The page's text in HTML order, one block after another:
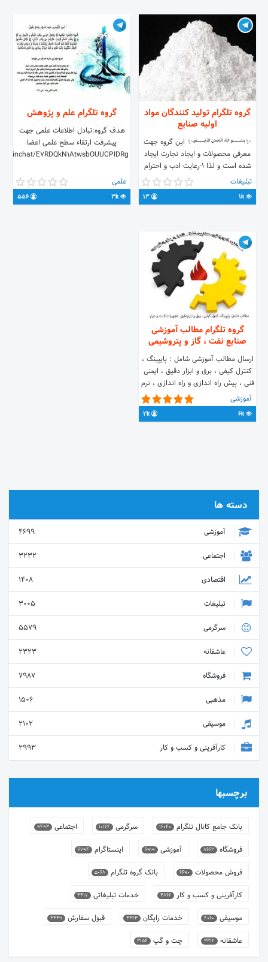
گروه تلگرام تولید کنندگان مواد
اولیه صنایع
✨﷽✨ این گروه جهت
معرفی محصولات و ایجاد تجارت ایجاد
شده است و لذا ۱-رعایت ادب و احترام
واجب است ۲-از فرستادن مطالب خارج
از عرف گروه خودداری کنین ۳-ایجاد
مزاحمت ممنوع با تشکر مدیریت سازمان
تبلیغات
1k
گروه تلگرام علم و پژوهش
هدف گروه:تبادل اطلاعات علمی جهت
پیشرفت ارتقاء سطح علمی اعضا
E7RDQkN1AtwsbOUUCPIDRg
علمی
3k
گروه تلگرام مطالب آموزشی
صنایع نفت ، گاز و پتروشیمی
ارسال مطالب آموزشی شامل : پایپینگ ،
کنترل کیفی ، برق و ابزار دقیق ، ایمنی
فنی ، پیش راه اندازی و راه اندازی ، نرم
افزارهای طراحی پایپینگ آموزشی
6k
2k
دسته ها
آموزشی
4699
اجتماعی
3232
اقتصادی
1408
تبلیغات
3005
سرگرمی
5579
عاشقانه
2323
فروشگاه
7987
مذهبی
1506
موسیقی
2102
کارآفرینی و کسب و کار
2993
برچسبها
بانک جامع کانال تلگرام 16040 سرگرمی 10164 اجتماعی 9493
فروشگاه 8662 آموزشی 6919 اینستاگرام 6794
فروش محصولات 6690 بانک گروه تلگرام 5068
کارآفرینی و کسب و کار 4866 خدمات تبلیغاتی 4417
موسیقی 4060 خدمات رایگان 3363 قبول سفارش 3339
عاشقانه 3312 چت و گپ 3154